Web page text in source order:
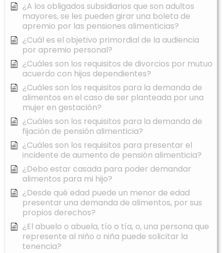
¿A los obligados subsidiarios que son adultos
mayores, se les pueden girar una boleta de
apremio por las pensiones alimenticias?
¿Cuál es el objetivo primordial de la audiencia
por apremio personal?
¿Cuáles son los requisitos de divorcios por mutuo
acuerdo con hijos dependientes?
¿Cuáles son los requisitos para la demanda de
alimentos en el caso de ser planteada por una
mujer en gestación?
¿Cuáles son los requisitos para la demanda de
fijación de pensión alimenticia?
¿Cuáles son los requisitos para presentar el
incidente de aumento de pensión alimenticia?
¿Debo estar casada para poder demandar
alimentos para mi hijo?
¿Desde qué edad puede un menor de edad
presentar una demanda de alimentos, por sus
propios derechos?
¿El abuelo o abuela, tío o tía, o, una persona que
represente al niño o niña puede solicitar la
tenencia?